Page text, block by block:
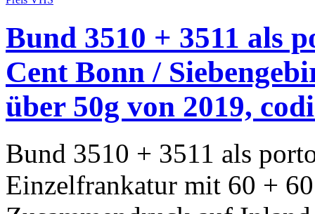
Bund 3510 + 3511 als
Cent Bonn /
über 50g von 2019,
Bund 3510 + 3511 als
Einzelfrankatur mit 60 +